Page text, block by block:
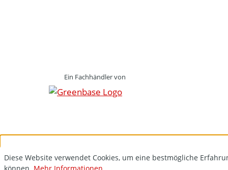
Ein Fachhändler von
Diese Website verwendet Cookies, um eine bestmögliche